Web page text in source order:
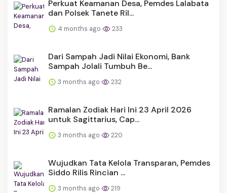
Perkuat Keamanan Desa, Pemdes Lalabata
dan Polsek Tanete Ril...
4 months ago 233
Dari Sampah Jadi Nilai Ekonomi, Bank
Sampah Jolali Tumbuh Be...
3 months ago 232
Ramalan Zodiak Hari Ini 23 April 2026
untuk Sagittarius, Cap...
3 months ago 220
Wujudkan Tata Kelola Transparan, Pemdes
Siddo Rilis Rincian ...
3 months ago 219